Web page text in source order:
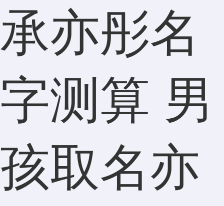
承亦彤名
字测算 男
孩取名亦